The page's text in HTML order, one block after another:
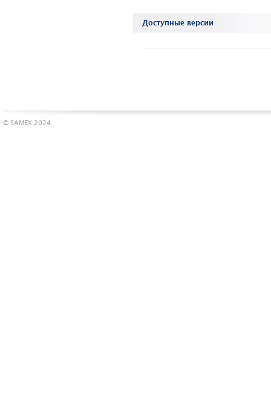
Доступные версии
© SAMEX 2024